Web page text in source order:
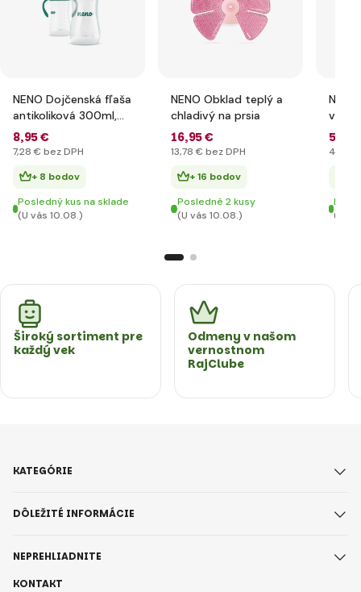
NENO Dojčenská fľaša
antikoliková 300ml,
6m+
8,95 €
7,28 € bez DPH
+ 8 bodov
Posledný kus na sklade
(U vás 10.08.)
NENO Obklad teplý a
chladivý na prsia
16,95 €
13,78 € bez DPH
+ 16 bodov
Posledné 2 kusy
(U vás 10.08.)
Neno
5
4
(U
Široký sortiment pre
každý vek
Odmeny v našom
vernostnom
RajClube
KONTAKT
KATEGÓRIE
DÔLEŽITÉ INFORMÁCIE
NEPREHLIADNITE